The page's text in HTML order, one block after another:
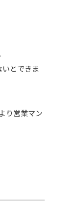
とできま
り営業マン